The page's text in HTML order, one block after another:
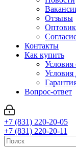
Отзывы
Контакты
Как купить
Условия
Условия
Вопрос-ответ
+7 (831) 220-20-05
+7 (831) 220-20-11